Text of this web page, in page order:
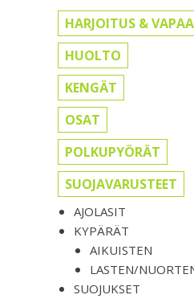
HARJOITUS &
HUOLTO
KENGÄT
OSAT
POLKUPYÖRÄT
SUOJAVARUSTEET
AJOLASIT
KYPÄRÄT
AIKUISTEN
LASTEN/
SUOJUKSET